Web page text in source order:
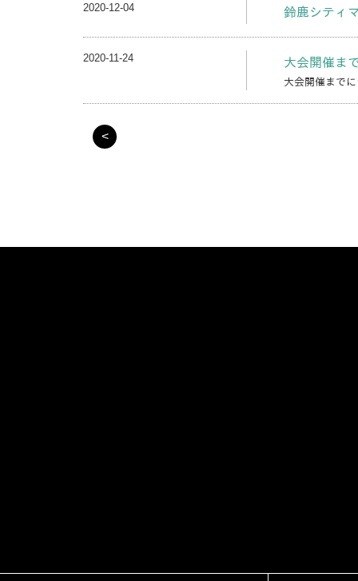
2020-12-04 鈴鹿シティ
2020-11-24 大会開催ま
大会開催まで
<